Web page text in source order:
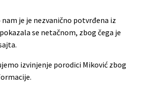
je je nezvanično potvrđena iz
se netačnom, zbog čega je
izvinjenje porodici Miković zbog